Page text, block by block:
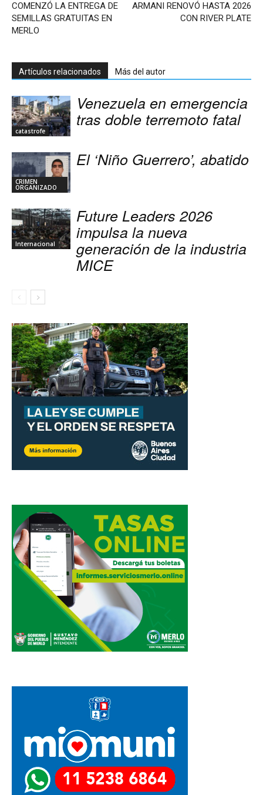
COMENZÓ LA ENTREGA DE
SEMILLAS GRATUITAS EN
MERLO
ARMANI RENOVÓ HASTA 2026
CON RIVER PLATE
Artículos relacionados Más del autor
catastrofe
Venezuela en emergencia
tras doble terremoto fatal
CRIMEN
ORGANIZADO
El ‘Niño Guerrero’, abatido
Internacional
Future Leaders 2026
impulsa la nueva
generación de la industria
MICE